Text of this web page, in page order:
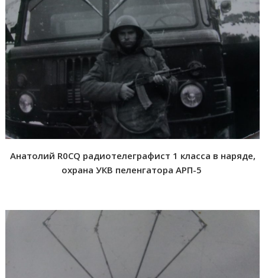
Анатолий R0CQ радиотелеграфист 1 класса в наряде,
охрана УКВ пеленгатора АРП-5